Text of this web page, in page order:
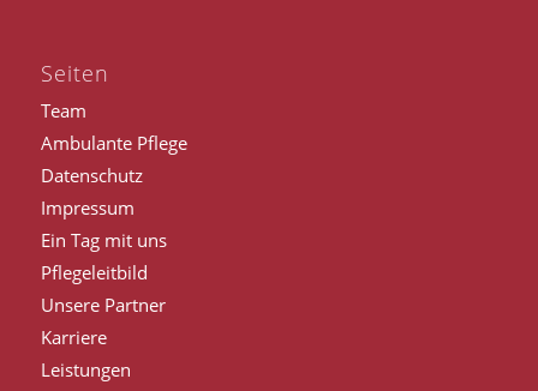
Seiten
Team
Ambulante Pflege
Datenschutz
Impressum
Ein Tag mit uns
Pflegeleitbild
Unsere Partner
Karriere
Leistungen